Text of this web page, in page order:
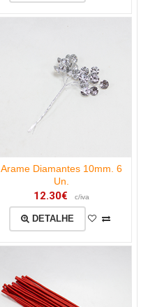
Arame Diamantes 10mm. 6
Un.
12.30€ c/iva
DETALHE